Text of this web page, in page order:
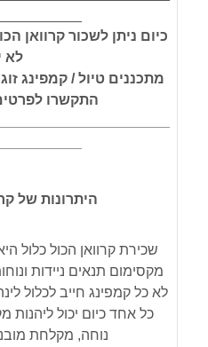
כיום ניתן לשכור קרוואן
לא
מתכננים טיול / קמפינג
התקשרו לפרטים 054-
היתרונות של
שכירת קרוואן הכול כלול
מקסימום תנאים ניידות
לא כל קמפינג חייב לכלול
כל אחד כיום יכול
נוחה, מקלחת